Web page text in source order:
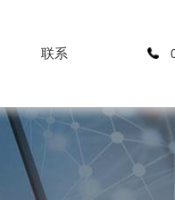
联系
+86-512-82627666